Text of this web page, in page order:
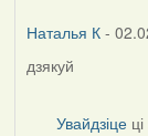
Наталья К-
In
дзякуй
Увайдзіце ці